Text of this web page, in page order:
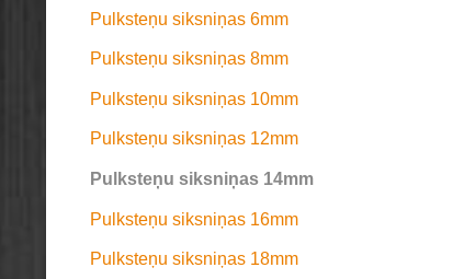
Pulksteņu siksniņas 6mm
Pulksteņu siksniņas 8mm
Pulksteņu siksniņas 10mm
Pulksteņu siksniņas 12mm
Pulksteņu siksniņas 14mm
Pulksteņu siksniņas 16mm
Pulksteņu siksniņas 18mm